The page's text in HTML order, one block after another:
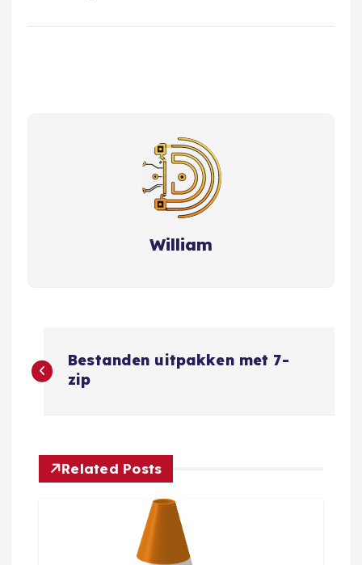
William
e
Bestanden uitpakken met 7-
zip
Related Posts